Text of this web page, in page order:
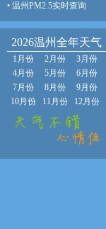
• 温州PM2.5实时查询
2026温州全年天气
1月份 2月份
3月份
4月份
5月份
6月份
7月份
8月份
9月份
10月份
11月份 12月份